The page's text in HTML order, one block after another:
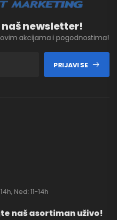
newsletter!
akcijama i pogodnostima!
PRIJAVI SE
Ned: 11-14h
naš asortiman uživo!